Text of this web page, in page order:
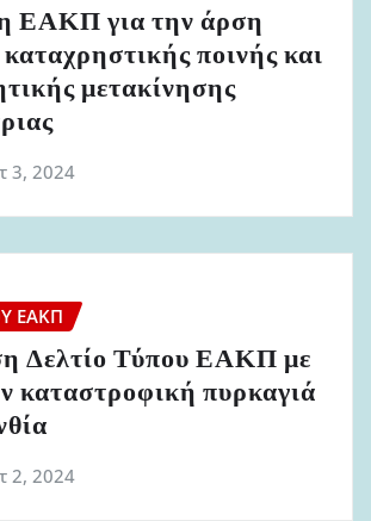
ΕΑΚΠ για την άρση
ποινής και
μετακίνησης
3, 2024
ΕΑΚΠ
Δελτίο Τύπου ΕΑΚΠ με
καταστροφική πυρκαγιά
2, 2024